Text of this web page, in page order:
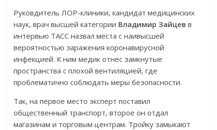
Руковдитель ЛОР-клиники, кандидат медицинских
наук, врач высшей категории Владимир Зайцев в
интервью ТАСС назвал места с наивысшей
вероятностью заражения коронавирусной
инфекцией. К ним медик отнес замкнутые
пространства с плохой вентиляцией, где
проблематично соблюдать меры безопасности.
Так, на первое место эксперт поставил
общественный транспорт, второе он отдал
магазинам и торговым центрам. Тройку замыкают